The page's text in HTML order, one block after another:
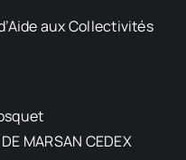
aux Collectivités
MARSAN CEDEX